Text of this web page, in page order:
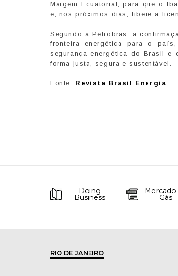
Margem Equatorial, para que o
e, nos próximos dias, libere a
Segundo a Petrobras, a
fronteira energética para o
segurança energética do Brasil e
forma justa, segura e sustentável.
Fonte: Revista Brasil Energia
Doing
Business
Mercado
Gás
RIO DE JANEIRO